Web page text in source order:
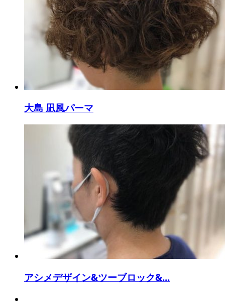
大島 凪風パーマ
アシメデザイン&ツーブロック&...